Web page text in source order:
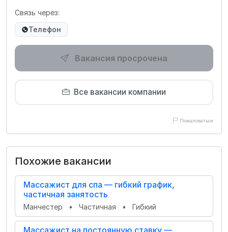
Связь через:
Телефон
Вакансия просрочена
Все вакансии компании
Пожаловаться
Похожие вакансии
Массажист для спа — гибкий график,
частичная занятость
Манчестер • Частичная • Гибкий
Массажист на постоянную ставку —